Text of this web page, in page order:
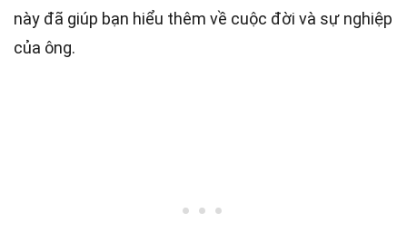
này đã giúp bạn hiểu thêm về cuộc đời và sự nghiệp
của ông.